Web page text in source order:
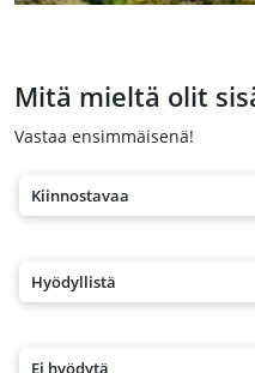
Mitä mieltä olit
Vastaa ensimmäisenä!
Kiinnostavaa
Hyödyllistä
Ei hyödytä